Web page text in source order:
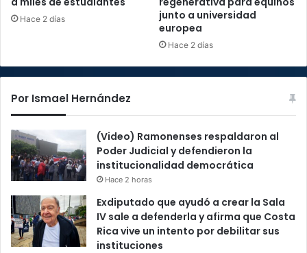
Hace 2 días
junto a universidad
europea
Hace 2 días
Por Ismael Hernández
(Video) Ramonenses respaldaron al
Poder Judicial y defendieron la
institucionalidad democrática
Hace 2 horas
Exdiputado que ayudó a crear la Sala
IV sale a defenderla y afirma que Costa
Rica vive un intento por debilitar sus
instituciones